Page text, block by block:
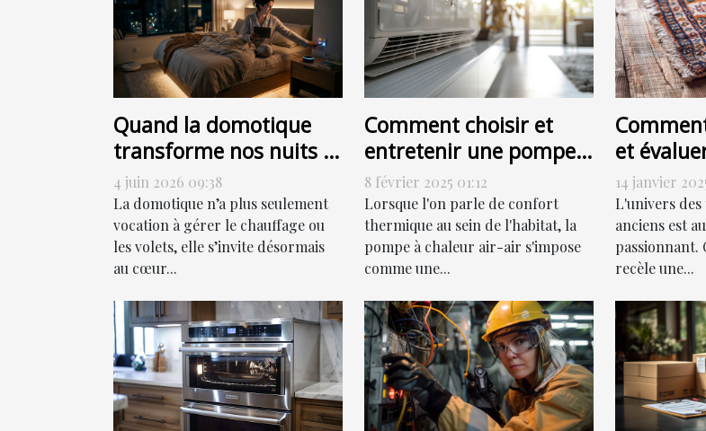
Quand la domotique
transforme nos nuits :
allumer, programmer
ou sensoriser ?
4 juin 2026 09:38
La domotique n’a plus seulement
vocation à gérer le chauffage ou
les volets, elle s’invite désormais
au cœur...
Comment choisir et
entretenir une pompe à
chaleur air-air
efficacement
8 février 2025 01:12
Lorsque l'on parle de confort
thermique au sein de l'habitat, la
pompe à chaleur air-air s'impose
comme une...
et
d'Orient
pour la
14 janvier
L'univers
anciens est
passionnant.
recèle une...